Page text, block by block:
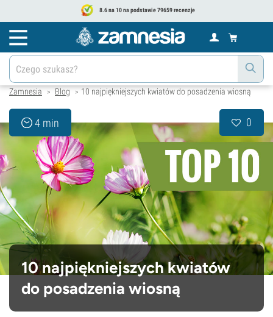
8.6 na 10 na podstawie 79659 recenzje
Zamnesia > Blog > 10 najpiękniejszych kwiatów do posadzenia wiosną
4 min 0
10 najpiękniejszych kwiatów
do posadzenia wiosną